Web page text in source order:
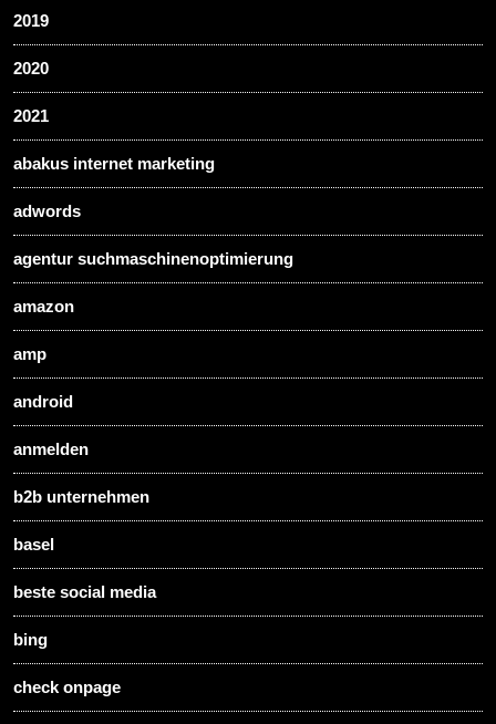
2019
2020
2021
abakus internet marketing
adwords
agentur suchmaschinenoptimierung
amazon
amp
android
anmelden
b2b unternehmen
basel
beste social media
bing
check onpage